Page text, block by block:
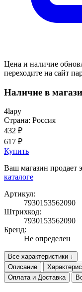
Цена и наличие
переходите на сайт
Наличие в
4lapy
Страна: Россия
432 ₽
617 ₽
Купить
Ваш магазин продает
каталоге
Артикул:
7930153562090
Штрихкод:
7930153562090
Бренд:
Не определен
Все характеристики ↓
Описание
Оплата и Доставка